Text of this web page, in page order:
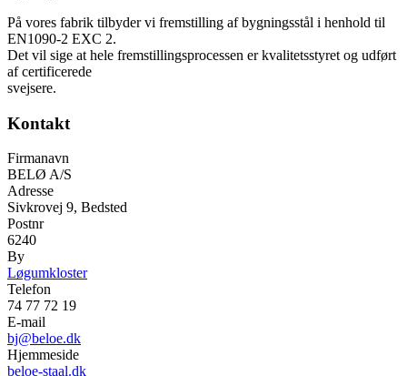
På vores fabrik tilbyder vi fremstilling af bygningsstål i henhold til
EN1090-2 EXC 2.
Det vil sige at hele fremstillingsprocessen er kvalitetsstyret og udført
af certificerede
svejsere.
Kontakt
Firmanavn
BELØ A/S
Adresse
Sivkrovej 9, Bedsted
Postnr
6240
By
Løgumkloster
Telefon
74 77 72 19
E-mail
bj@beloe.dk
Hjemmeside
beloe-staal.dk